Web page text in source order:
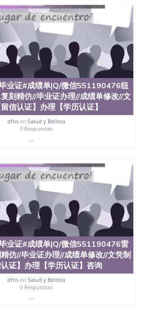
历认证、留学生学位认证、英国文
学历、澳洲文凭学历、加拿大文凭
历认证等q:551190476 微信：
塞州立大学毕业证（San Jose State
塞州立大学毕业证（San Jose State
州立大学毕业证（San Jose State
州立大学成绩单（San Jose State
州立大学成绩单（ San Jose State
塞州立大学成绩单（San Jose State
单圣何塞州立大学文凭（San Jose
圣何塞州立大学（San Jose State
塞州立大学（San Jose State
塞州立大学（ San Jose State
塞州立大学（San Jose State
塞州立大学文凭（San Jose State
圣何塞州立大学学历（ San Jose
圣何塞州立大学学历（San Jose
）圣何塞州立大学学历（San Jose
）圣 塞州立大学学历（San Jose
圣何塞州立大学（San Jose State
塞州立大学（San Jose State
塞州立大学（San Jose State
塞州立大学（San Jose State
塞州立大学学位证（San Jose State
塞州立大学学位证（San Jose State
塞州立大学学位证（San Jose State
塞州立大学（San Jose State
塞州立大学（San Jose State
塞州立大学（San Jose State
塞州立大学（San Jose State
塞州立大学学位证（San Jose State
业证#成绩单|Q/微信551190476纽
刻精仿//毕业证办理//成绩单修改//文
信认证】办理【学历认证】
dfnsen Salud y Belleza
0 Respuestas
...
业证#成绩单|Q/微信551190476雷
仿//毕业证办理//成绩单修改//文凭制
证】办理【学历认证】咨询
dfnsen Salud y Belleza
0 Respuestas
...